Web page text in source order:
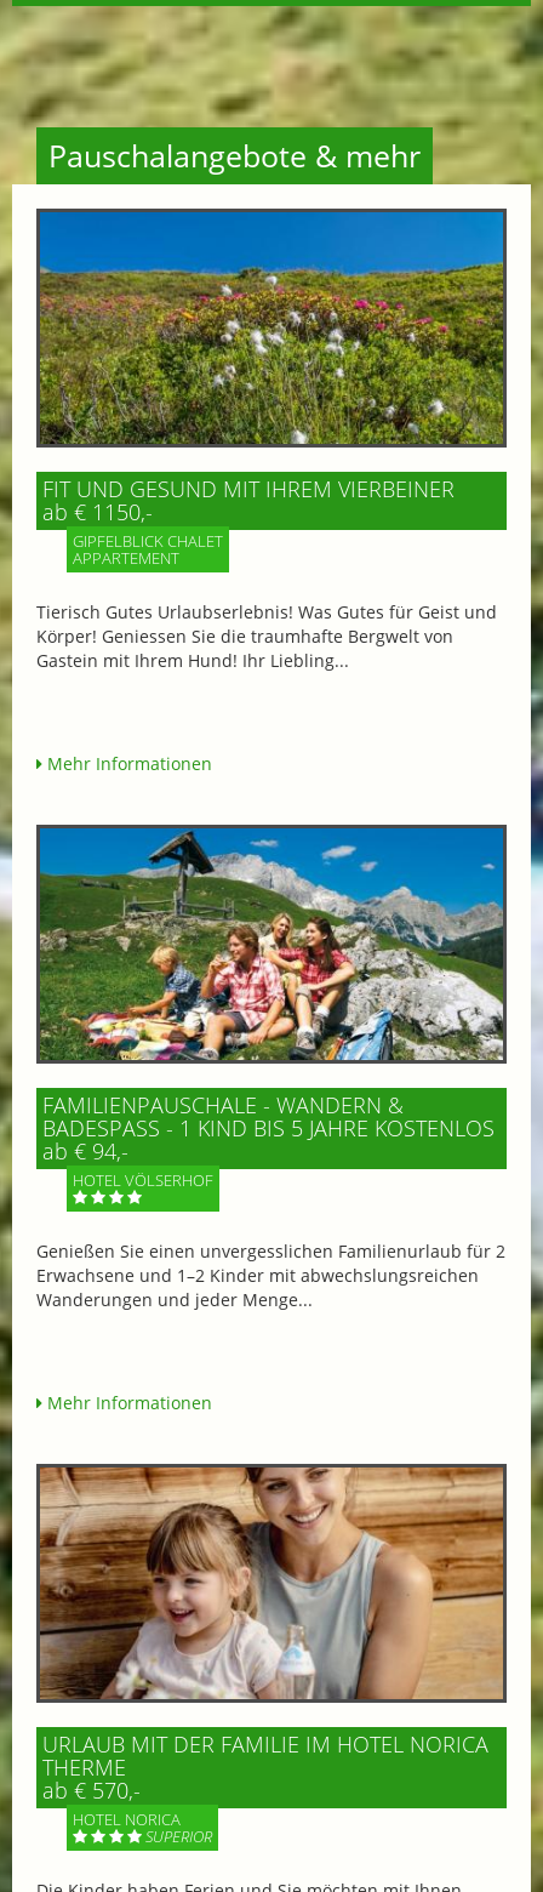
Pauschalangebote & mehr
FIT UND GESUND MIT IHREM VIERBEINER
ab € 1150,-
GIPFELBLICK CHALET
APPARTEMENT
Tierisch Gutes Urlaubserlebnis! Was Gutes für Geist und
Körper! Geniessen Sie die traumhafte Bergwelt von
Gastein mit Ihrem Hund! Ihr Liebling...
Mehr Informationen
FAMILIENPAUSCHALE - WANDERN &
BADESPASS - 1 KIND BIS 5 JAHRE KOSTENLOS
ab € 94,-
HOTEL VÖLSERHOF
Genießen Sie einen unvergesslichen Familienurlaub für 2
Erwachsene und 1–2 Kinder mit abwechslungsreichen
Wanderungen und jeder Menge...
Mehr Informationen
URLAUB MIT DER FAMILIE IM HOTEL NORICA
THERME
ab € 570,-
HOTEL NORICA
SUPERIOR